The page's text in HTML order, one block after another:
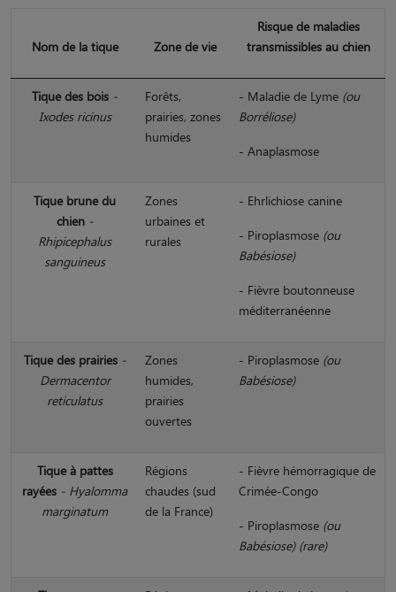
Nom de la tique Zone de vie
Risque de maladies
transmissibles au chien
Tique des bois -
Ixodes ricinus
Forêts,
prairies, zones
humides
- Maladie de Lyme (ou
Borréliose)
- Anaplasmose
Tique brune du
chien -
Rhipicephalus
sanguineus
Zones
urbaines et
rurales
- Ehrlichiose canine
- Piroplasmose (ou
Babésiose)
- Fièvre boutonneuse
méditerranéenne
Tique des prairies -
Dermacentor
reticulatus
Zones
humides,
prairies
ouvertes
- Piroplasmose (ou
Babésiose)
Tique à pattes
rayées - Hyalomma
marginatum
Régions
chaudes (sud
de la France)
- Fièvre hémorragique de
Crimée-Congo
- Piroplasmose (ou
Babésiose) (rare)